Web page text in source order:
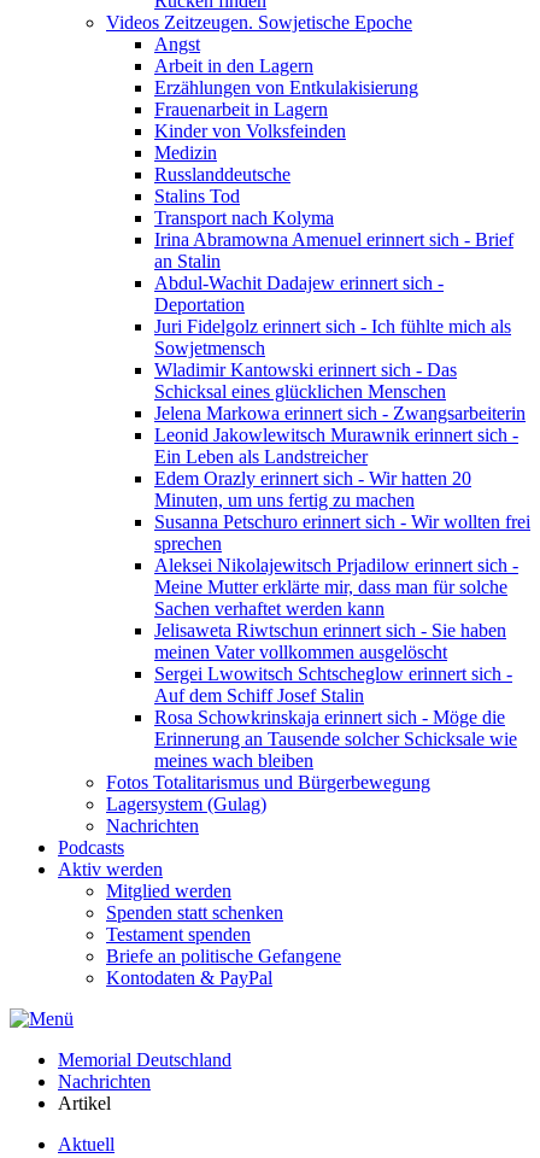
Videos Zeitzeugen. Sowjetische Epoche
Angst
Arbeit in den Lagern
Erzählungen von Entkulakisierung
Frauenarbeit in Lagern
Kinder von Volksfeinden
Medizin
Russlanddeutsche
Stalins Tod
Transport nach Kolyma
Irina Abramowna Amenuel erinnert sich - Brief
an Stalin
Abdul-Wachit Dadajew erinnert sich -
Deportation
Juri Fidelgolz erinnert sich - Ich fühlte mich als
Sowjetmensch
Wladimir Kantowski erinnert sich - Das
Schicksal eines glücklichen Menschen
Jelena Markowa erinnert sich - Zwangsarbeiterin
Leonid Jakowlewitsch Murawnik erinnert sich -
Ein Leben als Landstreicher
Edem Orazly erinnert sich - Wir hatten 20
Minuten, um uns fertig zu machen
Susanna Petschuro erinnert sich - Wir wollten frei
sprechen
Aleksei Nikolajewitsch Prjadilow erinnert sich -
Meine Mutter erklärte mir, dass man für solche
Sachen verhaftet werden kann
Jelisaweta Riwtschun erinnert sich - Sie haben
meinen Vater vollkommen ausgelöscht
Sergei Lwowitsch Schtscheglow erinnert sich -
Auf dem Schiff Josef Stalin
Rosa Schowkrinskaja erinnert sich - Möge die
Erinnerung an Tausende solcher Schicksale wie
meines wach bleiben
Fotos Totalitarismus und Bürgerbewegung
Lagersystem (Gulag)
Nachrichten
Podcasts
Aktiv werden
Mitglied werden
Spenden statt schenken
Testament spenden
Briefe an politische Gefangene
Kontodaten & PayPal
Memorial Deutschland
Nachrichten
Artikel
Aktuell